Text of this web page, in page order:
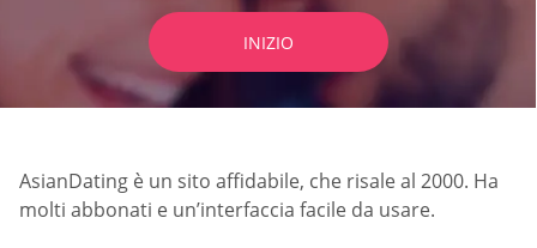
INIZIO
AsianDating è un sito affidabile, che risale al 2000. Ha
molti abbonati e un’interfaccia facile da usare.